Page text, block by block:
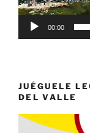
00:00
JUÉGUELE
DEL VALLE